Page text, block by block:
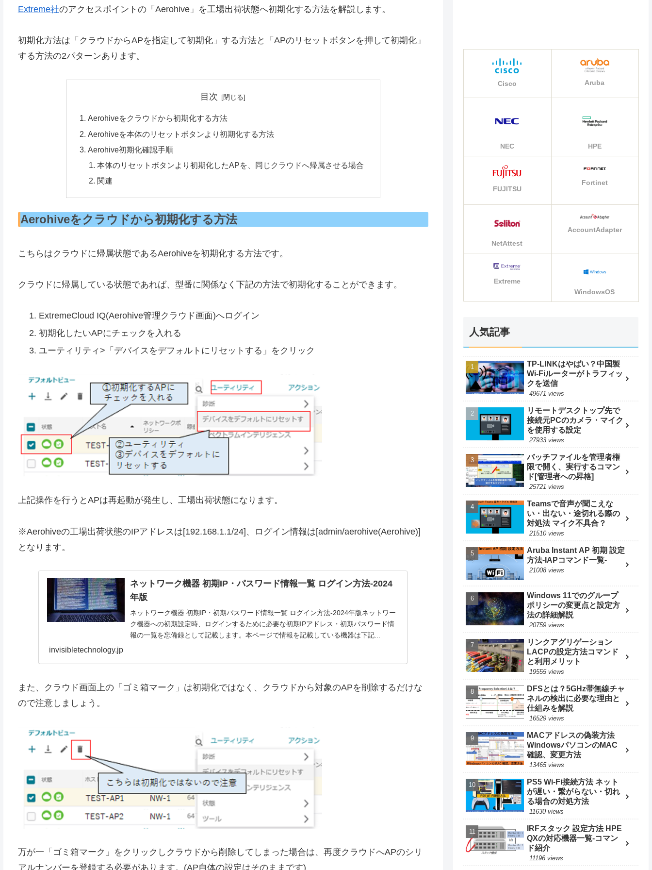
Extreme社のアクセスポイントの「Aerohive」を工場出荷状態へ初期化する方法を解説します。
初期化方法は「クラウドからAPを指定して初期化」する方法と「APのリセットボタンを押して初期化」
する方法の2パターンあります。
目次
Aerohiveをクラウドから初期化する方法
Aerohiveを本体のリセットボタンより初期化する方法
Aerohive初期化確認手順
本体のリセットボタンより初期化したAPを、同じクラウドへ帰属させる場合
関連
Aerohiveをクラウドから初期化する方法
こちらはクラウドに帰属状態であるAerohiveを初期化する方法です。
クラウドに帰属している状態であれば、型番に関係なく下記の方法で初期化することができます。
ExtremeCloud IQ(Aerohive管理クラウド画面)へログイン
初期化したいAPにチェックを入れる
ユーティリティ>「デバイスをデフォルトにリセットする」をクリック
上記操作を行うとAPは再起動が発生し、工場出荷状態になります。
※Aerohiveの工場出荷状態のIPアドレスは[192.168.1.1/24]、ログイン情報は[admin/aerohive(Aerohive)]
となります。
ネットワーク機器 初期IP・パスワード情報一覧 ログイン方法-2024
年版
ネットワーク機器 初期IP・初期パスワード情報一覧 ログイン方法-2024年版ネットワー
ク機器への初期設定時、ログインするために必要な初期IPアドレス・初期パスワード情
報の一覧を忘備録として記載します。本ページで情報を記載している機器は下記...
invisibletechnology.jp
また、クラウド画面上の「ゴミ箱マーク」は初期化ではなく、クラウドから対象のAPを削除するだけな
ので注意しましょう。
万が一「ゴミ箱マーク」をクリックしクラウドから削除してしまった場合は、再度クラウドへAPのシリ
アルナンバーを登録する必要があります。(AP自体の設定はそのままです)
Cisco Aruba
NEC HPE
FUJITSU
Fortinet
NetAttest
AccountAdapter
Extreme
WindowsOS
人気記事
TP-LINKはやばい？中国製
Wi-Fiルーターがトラフィッ
クを送信
49671 views
リモートデスクトップ先で
接続元PCのカメラ・マイク
を使用する設定
27933 views
バッチファイルを管理者権
限で開く、実行するコマン
ド[管理者への昇格]
25721 views
Teamsで音声が聞こえな
い・出ない・途切れる際の
対処法 マイク不具合？
21510 views
Aruba Instant AP 初期 設定
方法-IAPコマンド一覧-
21008 views
Windows 11でのグループ
ポリシーの変更点と設定方
法の詳細解説
20759 views
リンクアグリゲーション
LACPの設定方法コマンド
と利用メリット
19555 views
DFSとは？5GHz帯無線チャ
ネルの検出に必要な理由と
仕組みを解説
16529 views
MACアドレスの偽装方法
WindowsパソコンのMAC
確認、変更方法
13465 views
PS5 Wi-Fi接続方法 ネット
が遅い・繋がらない・切れ
る場合の対処方法
11630 views
IRFスタック 設定方法 HPE
QXの対応機器一覧-コマン
ド紹介
11196 views